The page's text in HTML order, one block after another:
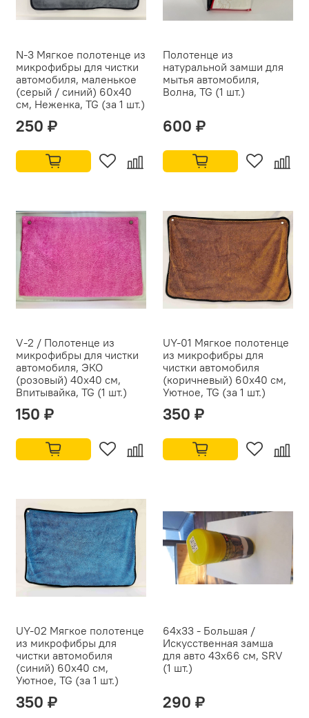
N-3 Мягкое полотенце из
микрофибры для чистки
автомобиля, маленькое
(серый / синий) 60x40
см, Неженка, TG (за 1 шт.)
250 ₽
Полотенце из
натуральной замши для
мытья автомобиля,
Волна, TG (1 шт.)
600 ₽
V-2 / Полотенце из
микрофибры для чистки
автомобиля, ЭКО
(розовый) 40x40 см,
Впитывайка, TG (1 шт.)
150 ₽
UY-01 Мягкое полотенце
из микрофибры для
чистки автомобиля
(коричневый) 60x40 см,
Уютное, TG (за 1 шт.)
350 ₽
UY-02 Мягкое полотенце
из микрофибры для
чистки автомобиля
(синий) 60x40 см,
Уютное, TG (за 1 шт.)
350 ₽
64х33 - Большая /
Искусственная замша
для авто 43х66 см, SRV
(1 шт.)
290 ₽